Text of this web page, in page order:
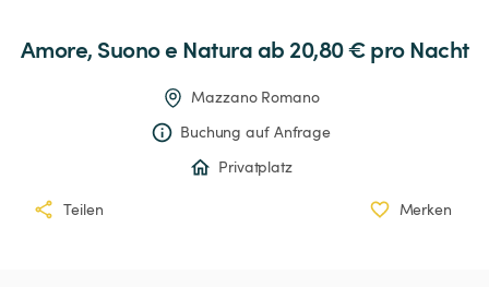
Amore, Suonoe Natura ab 20,80 € pro Nacht
Mazzano Romano
Buchung auf Anfrage
Privatplatz
Teilen Merken